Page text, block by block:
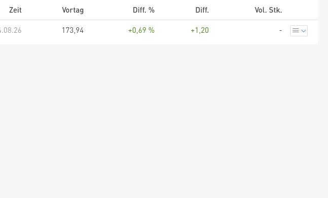
Zeit Vortag Diff. % Diff.
Vol. Stk.
173,94 +0,69 % +1,20 -